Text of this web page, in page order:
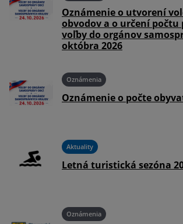
Oznámenie o utvorení
obvodov a o určení počtu
voľby do orgánov
októbra 2026
Oznámenia
Oznámenie o počte
Aktuality
Letná turistická sezóna
Oznámenia